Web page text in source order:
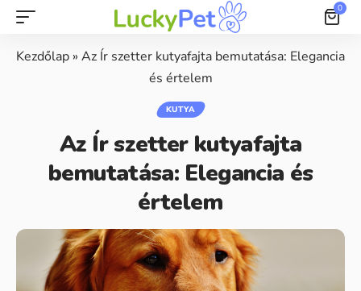
0
Kezdőlap » Az Ír szetter kutyafajta bemutatása: Elegancia
és értelem
KUTYA
Az Ír szetter kutyafajta
bemutatása: Elegancia és
értelem